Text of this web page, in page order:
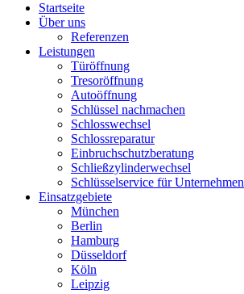
Startseite
Über uns
Referenzen
Leistungen
Türöffnung
Tresoröffnung
Аutoöffnung
Schlüssel nachmachen
Schlosswechsel
Schlossreparatur
Einbruchschutzberatung
Schließzylinderwechsel
Schlüsselservice für Unternehmen
Einsatzgebiete
München
Berlin
Hamburg
Düsseldorf
Köln
Leipzig